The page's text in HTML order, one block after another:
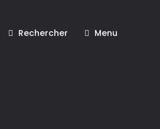
Rechercher Menu